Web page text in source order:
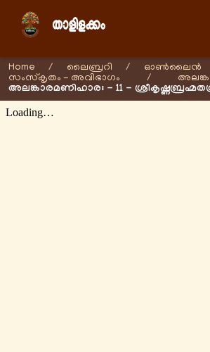
Home / ലൈബ്രറി / ഓണ്‍ലൈന്‍
സംസ്കൃതം - അവിഭാഗം
/
അലങ്കാരമണിഹാരഃ - 11 -